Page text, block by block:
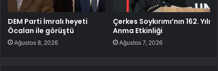
DEM Parti İmralı heyeti
Öcalan ile görüştü
Ağustos 8, 2026
Çerkes Soykırımı’nın 162. Yılı
Anma Etkinliği
Ağustos 7, 2026